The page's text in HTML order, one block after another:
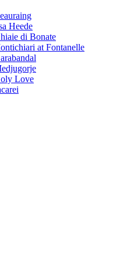
Heede
di Bonate
at Fontanelle
Love